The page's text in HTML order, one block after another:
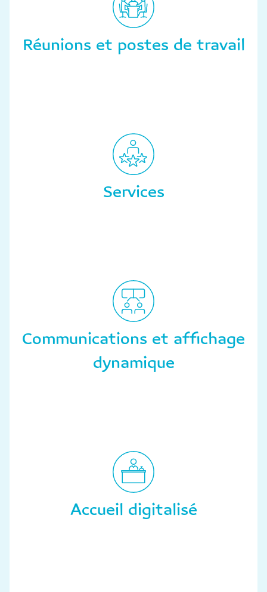
Réunions et postes de travail
Services
Communications et affichage
dynamique
Accueil digitalisé